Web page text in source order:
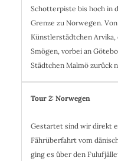
Schotterpiste bis hoch in
Grenze zu Norwegen.
Künstlerstädtchen
Smögen, vorbei an
Städtchen Malmö zurück
Tour 2: Norwegen
Gestartet sind wir direkt
Fährüberfahrt vom
ging es über den